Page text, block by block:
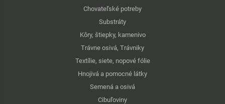
Chovateľské potreby
Substráty
Kôry, štiepky, kamenivo
Trávne osivá, Trávniky
Textílie, siete, nopové fólie
Hnojivá a pomocné látky
Semená a osivá
Cibuľoviny